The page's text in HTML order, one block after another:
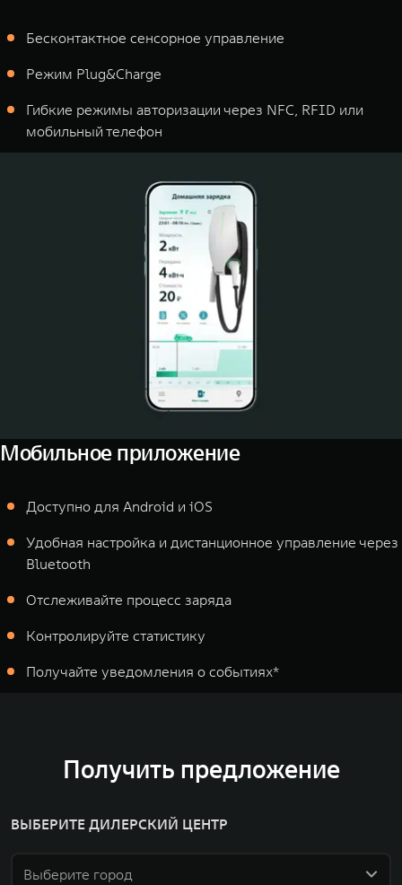
Бесконтактное сенсорное управление
Режим Plug&Charge
Гибкие режимы авторизации через NFC, RFID или
мобильный телефон
Мобильное приложение
Доступно для Android и iOS
Удобная настройка и дистанционное управление через
Bluetooth
Отслеживайте процесс заряда
Контролируйте статистику
Получайте уведомления о событиях*
Получить предложение
ВЫБЕРИТЕ ДИЛЕРСКИЙ ЦЕНТР
Выберите город